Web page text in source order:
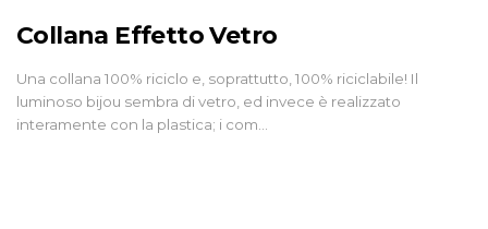
Collana Effetto Vetro
Una collana 100% riciclo e, soprattutto, 100% riciclabile! Il
luminoso bijou sembra di vetro, ed invece è realizzato
interamente con la plastica; i com…